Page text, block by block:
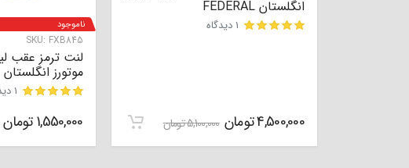
انگلستان FEDERAL
1 دیدگاه
4,500,000تومان 5,100,000تومان
ناموجود
SKU: FXB845
موتورز انگلستان
مشتری
1 دیدگاه
1,550,000تومان